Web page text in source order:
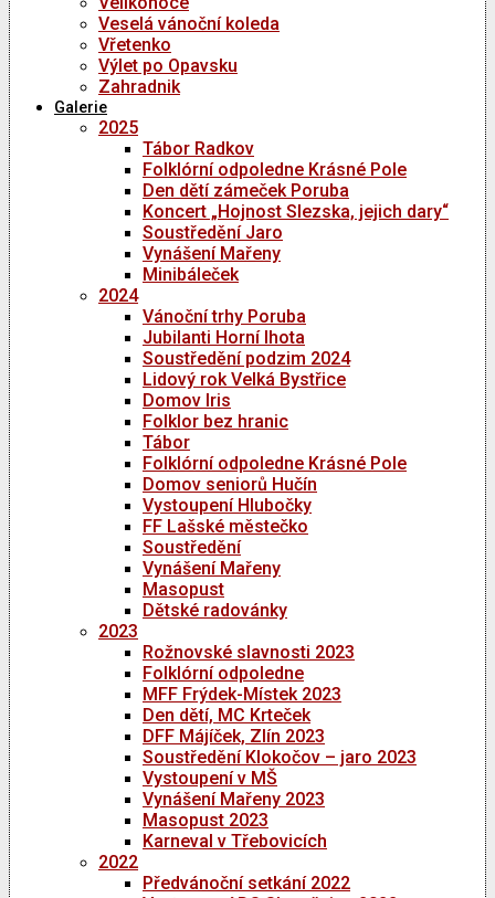
Veselá vánoční koleda
Vřetenko
Výlet po Opavsku
Zahradnik
Galerie
2025
Tábor Radkov
Folklórní odpoledne Krásné Pole
Den dětí zámeček Poruba
Koncert „Hojnost Slezska, jejich dary“
Soustředění Jaro
Vynášení Mařeny
Minibáleček
2024
Vánoční trhy Poruba
Jubilanti Horní lhota
Soustředění podzim 2024
Lidový rok Velká Bystřice
Domov Iris
Folklor bez hranic
Tábor
Folklórní odpoledne Krásné Pole
Domov seniorů Hučín
Vystoupení Hlubočky
FF Lašské městečko
Soustředění
Vynášení Mařeny
Masopust
Dětské radovánky
2023
Rožnovské slavnosti 2023
Folklórní odpoledne
MFF Frýdek-Místek 2023
Den dětí, MC Krteček
DFF Májíček, Zlín 2023
Soustředění Klokočov – jaro 2023
Vystoupení v MŠ
Vynášení Mařeny 2023
Masopust 2023
Karneval v Třebovicích
2022
Předvánoční setkání 2022